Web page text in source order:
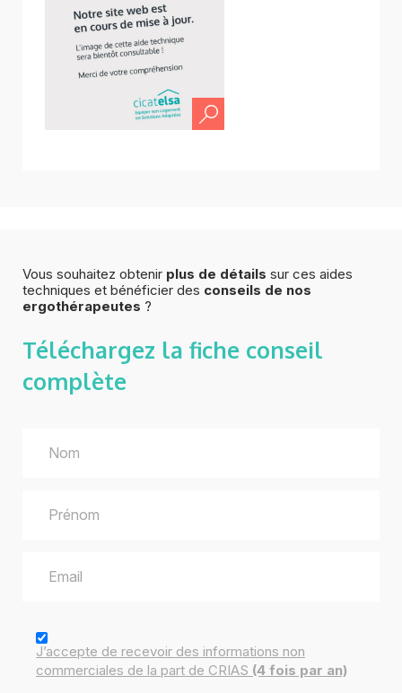
Vous souhaitez obtenir plus de détails sur ces aides
techniques et bénéficier des conseils de nos
ergothérapeutes ?
Téléchargez la fiche conseil
complète
J’accepte de recevoir des informations non
commerciales de la part de CRIAS (4 fois par an)